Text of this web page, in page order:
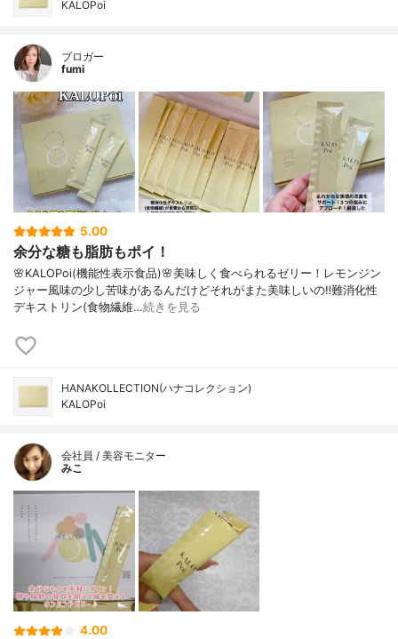
KALOPoi
ブロガー
fumi
5.00
余分な糖も脂肪もポイ！
🌸KALOPoi(機能性表示食品)🌸美味しく食べられるゼリー！レモンジン
ジャー風味の少し苦味があるんだけどそれがまた美味しいの‼️難消化性
デキストリン(食物繊維…続きを見る
HANAKOLLECTION(ハナコレクション)
KALOPoi
会社員 / 美容モニター
みこ
4.00